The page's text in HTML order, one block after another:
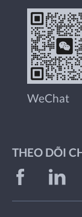
WeChat
THEO DÕI